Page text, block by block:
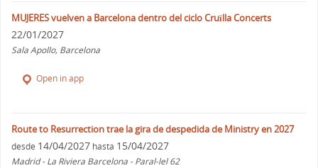
MUJERES vuelven a Barcelona dentro del ciclo Cruïlla Concerts
22/01/2027
Sala Apollo, Barcelona
Open in app
Route to Resurrection trae la gira de despedida de Ministry en 2027
desde 14/04/2027 hasta 15/04/2027
Madrid - La Riviera Barcelona - Paral-lel 62